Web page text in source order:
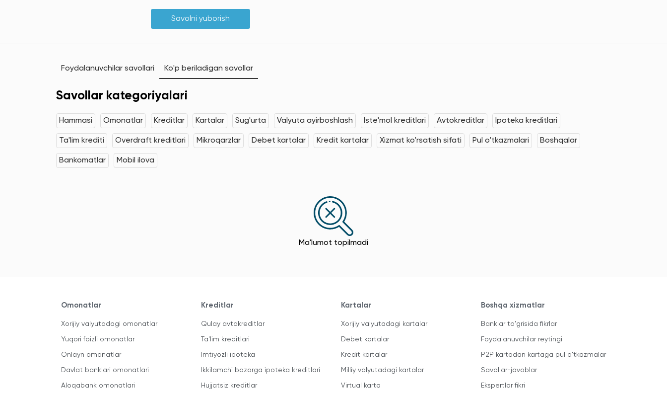
Savolni yuborish
Foydalanuvchilar savollari Ko'p beriladigan savollar
Savollar kategoriyalari
Hammasi Omonatlar Kreditlar Kartalar Sug'urta Valyuta ayirboshlash Iste'mol kreditlari Avtokreditlar Ipoteka kreditlari
Ta'lim krediti Overdraft kreditlari Mikroqarzlar Debet kartalar Kredit kartalar Xizmat ko'rsatish sifati Pul o'tkazmalari Boshqalar
Bankomatlar Mobil ilova
Ma'lumot topilmadi
Omonatlar
Xorijiy valyutadagi omonatlar
Yuqori foizli omonatlar
Onlayn omonatlar
Davlat banklari omonatlari
Aloqabank omonatlari
Kreditlar
Qulay avtokreditlar
Ta'lim kreditlari
Imtiyozli ipoteka
Ikkilamchi bozorga ipoteka kreditlari
Hujjatsiz kreditlar
Kartalar
Xorijiy valyutadagi kartalar
Debet kartalar
Kredit kartalar
Milliy valyutadagi kartalar
Virtual karta
Boshqa xizmatlar
Banklar to'grisida fikrlar
Foydalanuvchilar reytingi
P2P kartadan kartaga pul o'tkazmalar
Savollar-javoblar
Ekspertlar fikri